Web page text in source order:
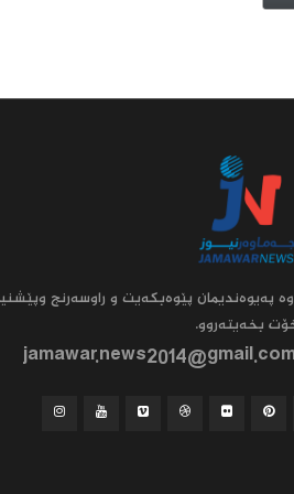
په‌یوه‌ندیمان پێوه‌بکه‌یت و راوسه‌رنج
بخه‌یته‌روو.